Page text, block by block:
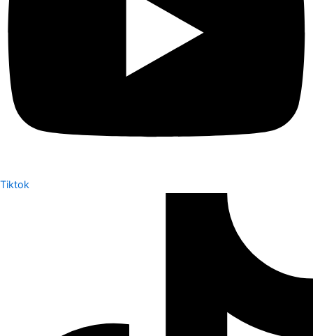
Tiktok